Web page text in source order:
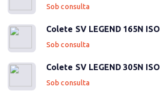
Sob consulta
Colete SV LEGEND 165N ISO
Sob consulta
Colete SV LEGEND 305N ISO
Sob consulta